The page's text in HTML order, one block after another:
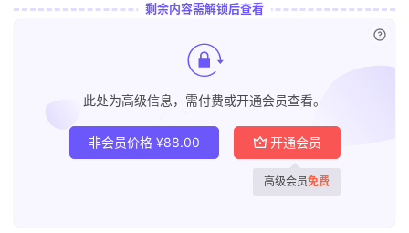
剩余内容需解锁后查看
此处为高级信息，需付费或开通会员查看。
非会员价格 ¥88.00 开通会员
高级会员免费